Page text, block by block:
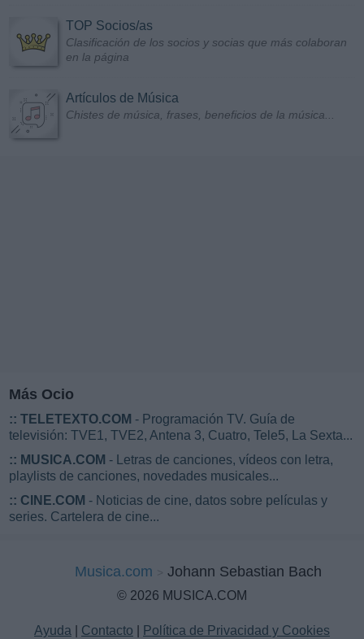
TOP Socios/as
Clasificación de los socios y socias que más colaboran
en la página
Artículos de Música
Chistes de música, frases, beneficios de la música...
Más Ocio
:: TELETEXTO.COM - Programación TV. Guía de
televisión: TVE1, TVE2, Antena 3, Cuatro, Tele5, La Sexta...
:: MUSICA.COM - Letras de canciones, vídeos con letra,
playlists de canciones, novedades musicales...
:: CINE.COM - Noticias de cine, datos sobre películas y
series. Cartelera de cine...
Musica.com Johann Sebastian Bach
© 2026 MUSICA.COM
Ayuda Contacto Política de Privacidad y Cookies